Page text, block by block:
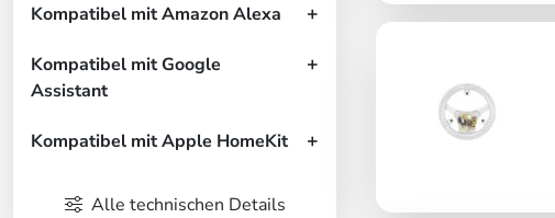
Kompatibel mit Amazon Alexa
Kompatibel mit Google
Assistant
Kompatibel mit Apple HomeKit
Alle technischen Details